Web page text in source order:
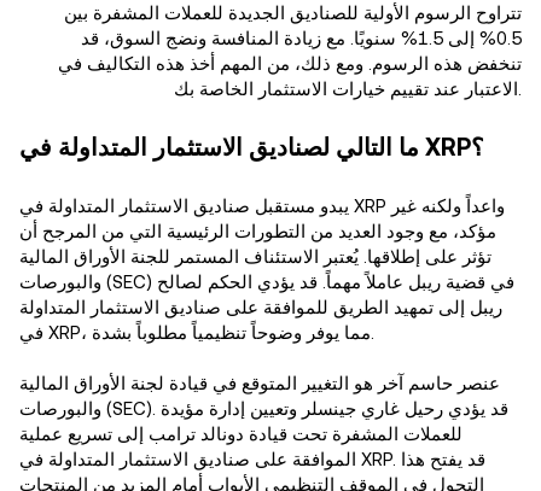
تتراوح الرسوم الأولية للصناديق الجديدة للعملات المشفرة بين
0.5% إلى 1.5% سنويًا. مع زيادة المنافسة ونضج السوق، قد
تنخفض هذه الرسوم. ومع ذلك، من المهم أخذ هذه التكاليف في
ما التالي لصناديق الاستثمار المتداولة في XRP؟
يبدو مستقبل صناديق الاستثمار المتداولة في XRP واعداً ولكنه غير
مؤكد، مع وجود العديد من التطورات الرئيسية التي من المرجح أن
تؤثر على إطلاقها. يُعتبر الاستئناف المستمر للجنة الأوراق المالية
والبورصات (SEC) في قضية ريبل عاملاً مهماً. قد يؤدي الحكم لصالح
ريبل إلى تمهيد الطريق للموافقة على صناديق الاستثمار المتداولة
عنصر حاسم آخر هو التغيير المتوقع في قيادة لجنة الأوراق المالية
والبورصات (SEC). قد يؤدي رحيل غاري جينسلر وتعيين إدارة مؤيدة
للعملات المشفرة تحت قيادة دونالد ترامب إلى تسريع عملية
الموافقة على صناديق الاستثمار المتداولة في XRP. قد يفتح هذا
التحول في الموقف التنظيمي الأبواب أمام المزيد من المنتجات